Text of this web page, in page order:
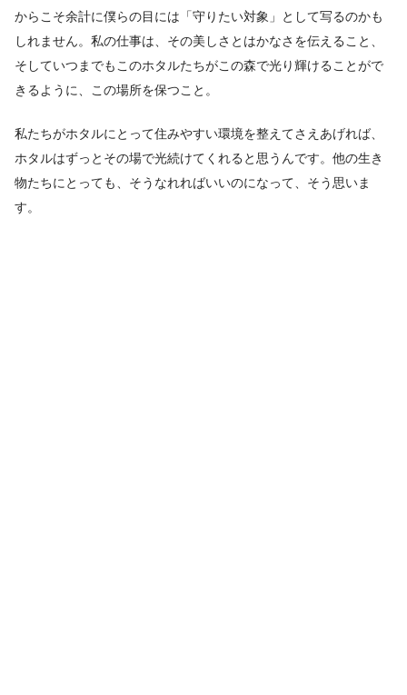
からこそ余計に僕らの目には「守りたい対象」として写るのかも
しれません。私の仕事は、その美しさとはかなさを伝えること、
そしていつまでもこのホタルたちがこの森で光り輝けることがで
きるように、この場所を保つこと。
私たちがホタルにとって住みやすい環境を整えてさえあげれば、
ホタルはずっとその場で光続けてくれると思うんです。他の生き
物たちにとっても、そうなれればいいのになって、そう思いま
す。